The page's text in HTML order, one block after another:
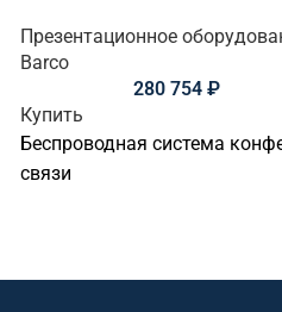
Презентационное
Barco
280 754 ₽
Купить
Беспроводная система
связи